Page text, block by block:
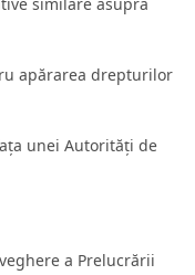
similare asupra
apărarea drepturilor
unei Autorități de
a Prelucrării